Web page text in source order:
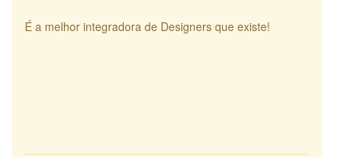
É a melhor integradora de Designers que existe!